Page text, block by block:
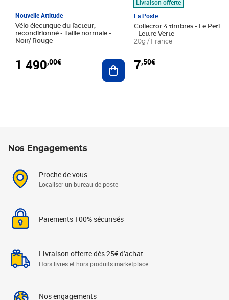
Nouvelle Attitude
Vélo électrique du facteur,
reconditionné - Taille normale -
Noir/ Rouge
1 490,00€ Ajouter au panier
Livraison offerte
La Poste
Collector 4 timbres - Le Petit
- Lettre Verte
20g / France
7,50€
Nos Engagements
Proche de vous
Localiser un bureau de poste
Paiements 100% sécurisés
Livraison offerte dès 25€ d'achat
Hors livres et hors produits marketplace
Nos engagements